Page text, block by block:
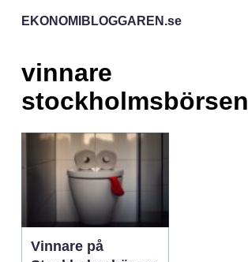
EKONOMIBLOGGAREN.se
vinnare
stockholmsbörsen
Vinnare på